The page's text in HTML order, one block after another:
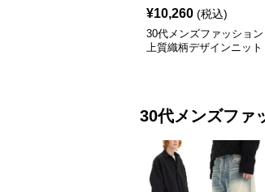
¥10,260 (税込)
30代メンズファッション
上質織柄デザインニット
30代メンズファ